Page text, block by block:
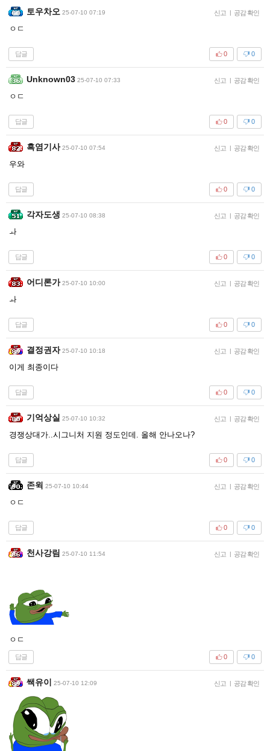
토우차오 25-07-10 07:19 신고 | 공감 확인
ㅇㄷ
답글 0
0
Unknown03 25-07-10 07:33 신고 | 공감 확인
ㅇㄷ
답글 0
0
흑염기사 25-07-10 07:54 신고 | 공감 확인
우와
답글 0
0
각자도생 25-07-10 08:38 신고 | 공감 확인
ㅘ
답글 0
0
어디론가 25-07-10 10:00 신고 | 공감 확인
ㅘ
답글 0
0
결정권자 25-07-10 10:18 신고 | 공감 확인
이게 최종이다
답글 0
0
기억상실 25-07-10 10:32 신고 | 공감 확인
경쟁상대가..시그니처 지원 정도인데. 올해 안나오나?
답글 0
0
존윅 25-07-10 10:44 신고 | 공감 확인
ㅇㄷ
답글 0
0
천사강림 25-07-10 11:54 신고 | 공감 확인
ㅇㄷ
답글 0
0
쌕유이 25-07-10 12:09 신고 | 공감 확인